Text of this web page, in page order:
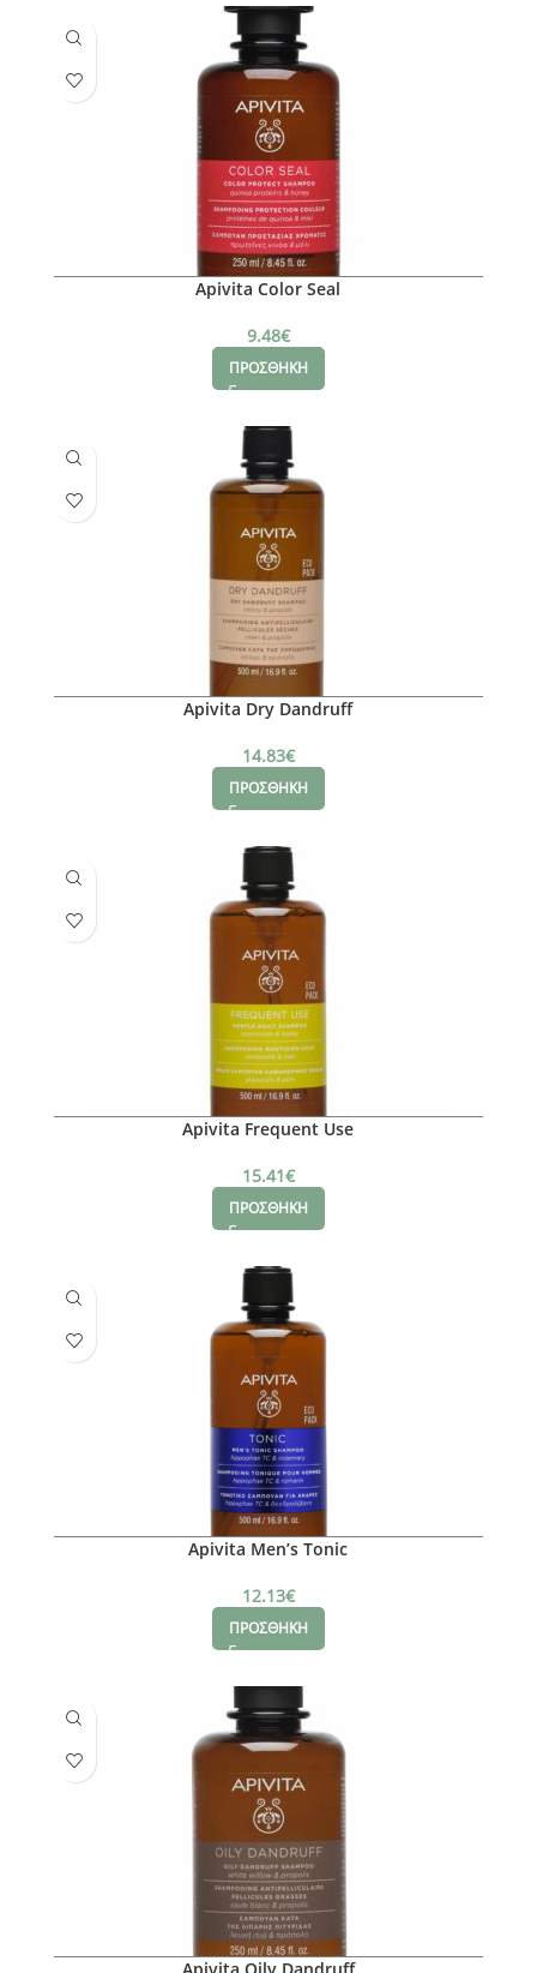
Apivita Color Seal
9.48€
ΠΡΟΣΘΗΚΗ
Apivita Dry Dandruff
14.83€
ΠΡΟΣΘΗΚΗ
Apivita Frequent Use
15.41€
ΠΡΟΣΘΗΚΗ
Apivita Men’s Tonic
12.13€
ΠΡΟΣΘΗΚΗ